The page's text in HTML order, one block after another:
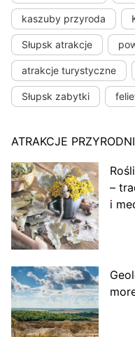
kaszuby przyroda
Słupsk atrakcje
atrakcje turystyczne
Słupsk zabytki
ATRAKCJE
–
i